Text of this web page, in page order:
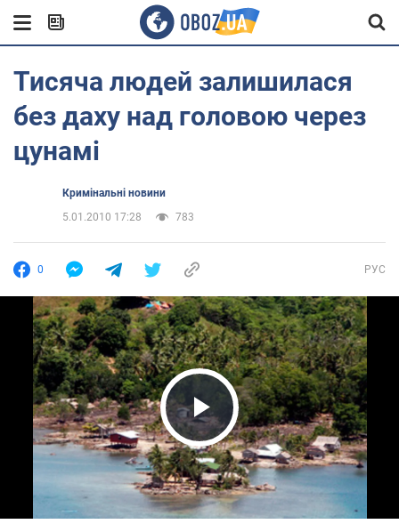
Тисяча людей залишилася
без даху над головою через
цунамі
Кримінальні новини
5.01.2010 17:28
783
0 РУС
Play Video